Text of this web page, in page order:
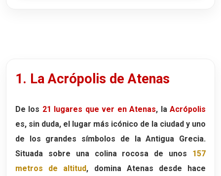
1. La Acrópolis de Atenas
De los 21 lugares que ver en Atenas, laAcrópolis
es, sin duda, el lugar más icónico de la ciudad y uno
de los grandes símbolos de la Antigua Grecia.
Situada sobre una colina rocosa de unos 157
metros de altitud, domina Atenas desde hace